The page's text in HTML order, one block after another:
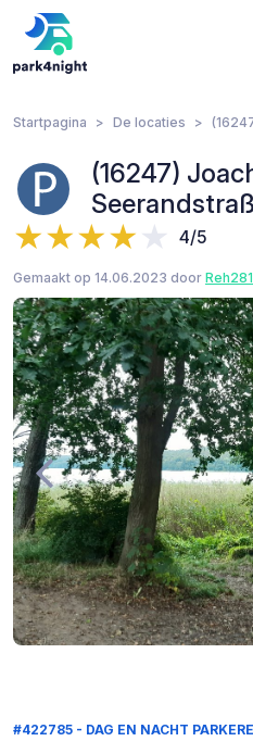
Startpagina De locaties
(16247)
4/5
Gemaakt op 14.06.2023 door
#422785 - DAG EN NACHT